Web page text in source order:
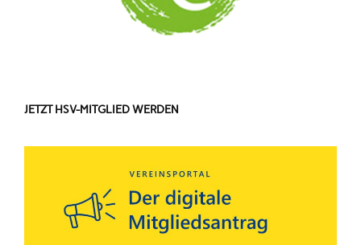
JETZT HSV-MITGLIED WERDEN